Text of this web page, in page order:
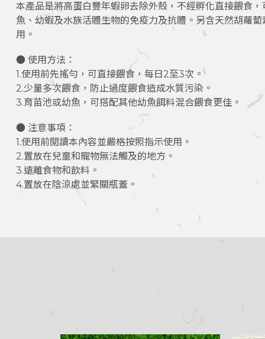
本產品是將高蛋白豐年蝦卵去除外殼，不經孵化直接餵食
魚、幼蝦及水族活體生物的免疫力及抗體。另含天然胡蘿
用。
● 使用方法：
1.使用前先搖勻，可直接餵食，每日2至3次。
2.少量多次餵食，防止過度餵食造成水質污染。
3.育苗池或幼魚，可搭配其他幼魚餌料混合餵食更佳。
● 注意事項：
1.使用前閱讀本內容並嚴格按照指示使用。
2.置放在兒童和寵物無法觸及的地方。
3.遠離食物和飲料。
4.置放在陰涼處並緊關瓶蓋。